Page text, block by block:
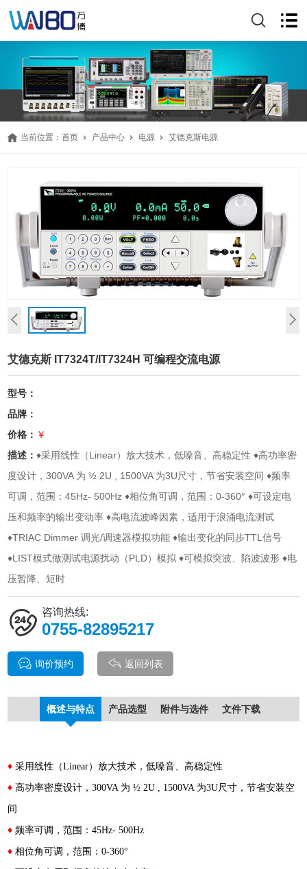
当前位置：首页 产品中心 电源 艾德克斯电源
艾德克斯 IT7324T/IT7324H 可编程交流电源
型号：
品牌：
价格： ￥
描述：♦采用线性（Linear）放大技术，低噪音、高稳定性 ♦高功率密
度设计，300VA 为 ½ 2U , 1500VA 为3U尺寸，节省安装空间 ♦频率
可调，范围：45Hz- 500Hz ♦相位角可调，范围：0-360° ♦可设定电
压和频率的输出变动率 ♦高电流波峰因素，适用于浪涌电流测试
♦TRIAC Dimmer 调光/调速器模拟功能 ♦输出变化的同步TTL信号
♦LIST模式做测试电源扰动（PLD）模拟 ♦可模拟突波、陷波波形 ♦电
压暂降、短时
咨询热线:
0755-82895217
询价预约 返回列表
概述与特点 产品选型 附件与选件 文件下载
♦采用线性（Linear）放大技术，低噪音、高稳定性
♦高功率密度设计，300VA 为 ½ 2U , 1500VA 为3U尺寸，节省安装空
间
♦频率可调，范围：45Hz- 500Hz
♦相位角可调，范围：0-360°